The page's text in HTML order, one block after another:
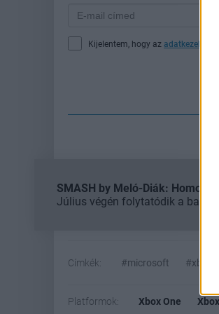
Kijelentem, hogy az adatkezelési
SMASH by Meló-Diák: Homok,
Július végén folytatódik a
Címkék: #microsoft #xbox
Platformok: Xbox One